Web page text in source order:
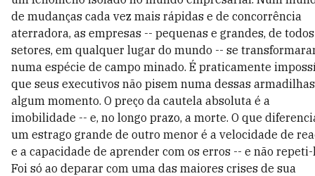
de mudanças cada vez mais rápidas e de concorrência
aterradora, as empresas -- pequenas e grandes, de
setores, em qualquer lugar do mundo -- se
numa espécie de campo minado. É praticamente
que seus executivos não pisem numa dessas
algum momento. O preço da cautela absoluta é a
imobilidade -- e, no longo prazo, a morte. O que
um estrago grande de outro menor é a velocidade de
e a capacidade de aprender com os erros -- e não repeti-
Foi só ao deparar com uma das maiores crises de sua